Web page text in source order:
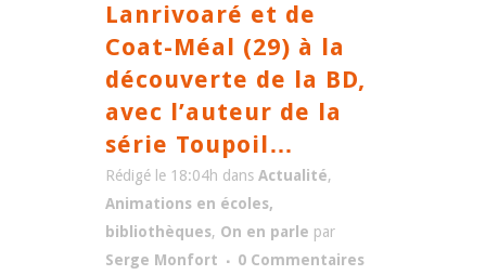
Lanrivoaré et de
Coat-Méal (29) à la
découverte de la BD,
avec l’auteur de la
série Toupoil…
Rédigé le 18:04h dans Actualité,
Animations en écoles,
bibliothèques, On en parle par
Serge Monfort
0 Commentaires